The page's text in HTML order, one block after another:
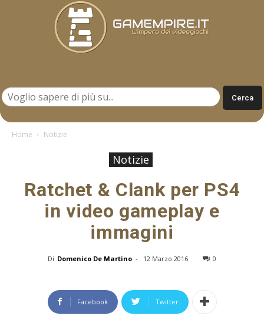
Home Notizie
Notizie
Ratchet & Clank per PS4
in video gameplay e
immagini
Di Domenico De Martino - 12 Marzo 2016 0
Facebook Twitter